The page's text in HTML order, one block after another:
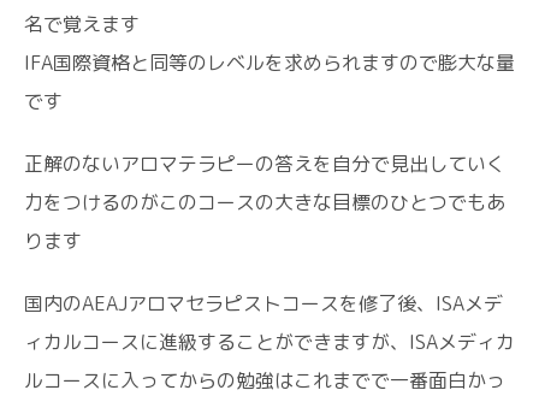
名で覚えます
IFA国際資格と同等のレベルを求められますので膨大な量
です
正解のないアロマテラピーの答えを自分で見出していく
力をつけるのがこのコースの大きな目標のひとつでもあ
ります
国内のAEAJアロマセラピストコースを修了後、ISAメデ
ィカルコースに進級することができますが、ISAメディカ
ルコースに入ってからの勉強はこれまでで一番面白かっ